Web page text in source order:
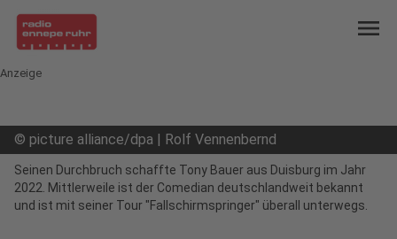
menu
Anzeige
© picture alliance/dpa | Rolf Vennenbernd
Seinen Durchbruch schaffte Tony Bauer aus Duisburg im Jahr
2022. Mittlerweile ist der Comedian deutschlandweit bekannt
und ist mit seiner Tour "Fallschirmspringer" überall unterwegs.